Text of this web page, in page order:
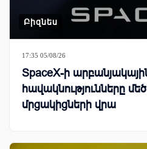
Բիզնես
17:35 05/08/26
SpaceX-ի
հավակնությունները
մրցակիցների վրա